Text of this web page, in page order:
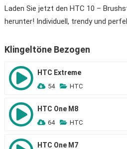
Laden Sie jetzt den HTC 10 –
herunter! Individuell, trendy und
Klingeltöne Bezogen
HTC Extreme
54 HTC
HTC One M8
64 HTC
HTC One M7